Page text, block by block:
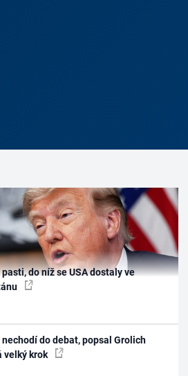
do níž se USA dostaly ve
do debat, popsal Grolich
velký krok